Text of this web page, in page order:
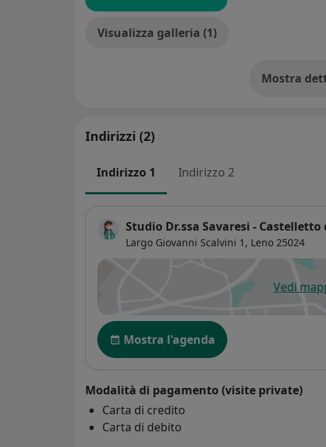
Visualizza galleria (1)
Mostra
Indirizzi (2)
Indirizzo 1 Indirizzo 2
Studio Dr.ssa Savaresi - Castelletto
Largo Giovanni Scalvini 1, Leno 25024
Vedi si
Disponibilità
Mostra l'agenda
Modalità di pagamento (visite private)
Carta di credito
Carta di debito